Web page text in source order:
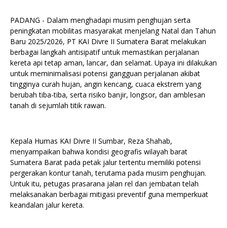
PADANG - Dalam menghadapi musim penghujan serta
peningkatan mobilitas masyarakat menjelang Natal dan Tahun
Baru 2025/2026, PT KAI Divre II Sumatera Barat melakukan
berbagai langkah antisipatif untuk memastikan perjalanan
kereta api tetap aman, lancar, dan selamat. Upaya ini dilakukan
untuk meminimalisasi potensi gangguan perjalanan akibat
tingginya curah hujan, angin kencang, cuaca ekstrem yang
berubah tiba-tiba, serta risiko banjir, longsor, dan amblesan
tanah di sejumlah titik rawan.
Kepala Humas KAI Divre II Sumbar, Reza Shahab,
menyampaikan bahwa kondisi geografis wilayah barat
Sumatera Barat pada petak jalur tertentu memiliki potensi
pergerakan kontur tanah, terutama pada musim penghujan.
Untuk itu, petugas prasarana jalan rel dan jembatan telah
melaksanakan berbagai mitigasi preventif guna memperkuat
keandalan jalur kereta.